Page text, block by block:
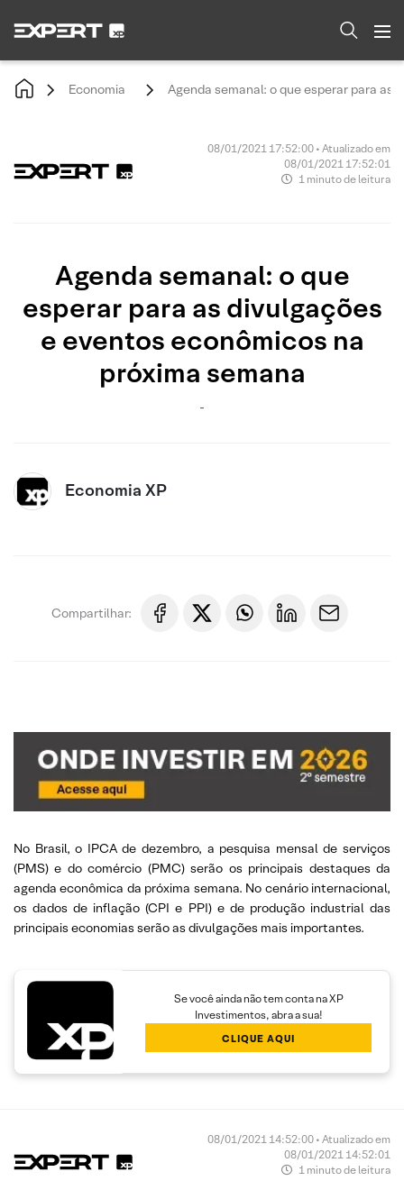
Economia Agenda semanal: o que esperar para as
08/01/2021 17:52:00 • Atualizado em
08/01/2021 17:52:01
1 minuto de leitura
Agenda semanal: o que
esperar para as divulgações
e eventos econômicos na
próxima semana
-
Economia XP
Compartilhar:
No Brasil, o IPCA de dezembro, a pesquisa mensal de serviços
(PMS) e do comércio (PMC) serão os principais destaques da
agenda econômica da próxima semana. No cenário internacional,
os dados de inflação (CPI e PPI) e de produção industrial das
principais economias serão as divulgações mais importantes.
Se você ainda não tem conta na XP
Investimentos, abra a sua!
CLIQUE AQUI
08/01/2021 14:52:00 • Atualizado em
08/01/2021 14:52:01
1 minuto de leitura